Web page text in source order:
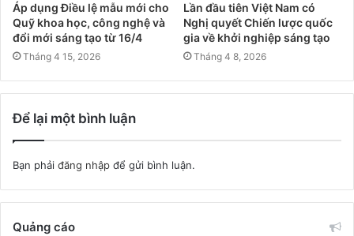
Áp dụng Điều lệ mẫu mới cho
Quỹ khoa học, công nghệ và
đổi mới sáng tạo từ 16/4
Tháng 4 15, 2026
Lần đầu tiên Việt Nam có
Nghị quyết Chiến lược quốc
gia về khởi nghiệp sáng tạo
Tháng 4 8, 2026
Để lại một bình luận
Bạn phải đăng nhập để gửi bình luận.
Quảng cáo